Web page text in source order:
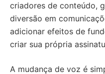
criadores de conteúdo,
diversão em
adicionar efeitos de
criar sua própria
A mudança de voz é